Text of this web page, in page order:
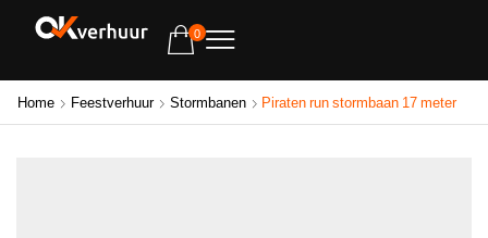
0
Home Feestverhuur Stormbanen Piraten run stormbaan 17 meter